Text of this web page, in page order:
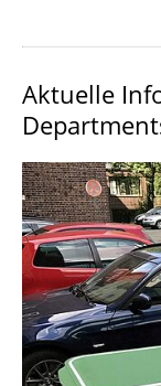
Aktuelle